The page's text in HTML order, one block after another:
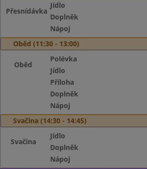
Přesnídávka
Jídlo
Doplněk
Nápoj
Oběd (11:30 - 13:00)
Oběd
Polévka
Jídlo
Příloha
Doplněk
Nápoj
Svačina (14:30 - 14:45)
Svačina
Jídlo
Doplněk
Nápoj